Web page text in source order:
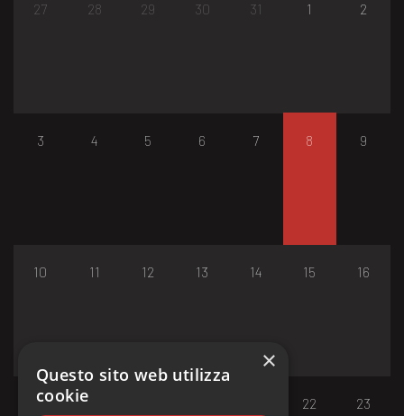
27 28 29 30 31 1 2
3 4 5 6 7 8 9
10 11 12 13 14 15 16
17 18 22 23
×
Questo sito web utilizza
cookie